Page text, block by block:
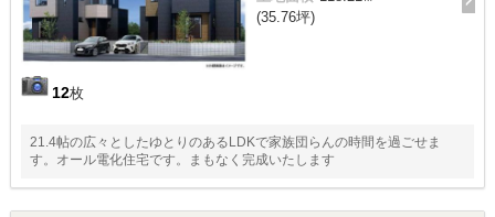
12枚
(35.76坪)
21.4帖の広々としたゆとりのあるLDKで家族団らんの時間を過ごせま
す。オール電化住宅です。まもなく完成いたします